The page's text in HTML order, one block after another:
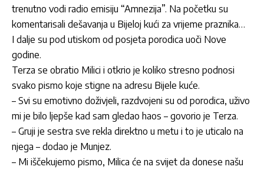
trenutno vodi radio emisiju “Amnezija”. Na početku su
komentarisali dešavanja u Bijeloj kući za vrijeme praznika…
I dalje su pod utiskom od posjeta porodica uoči Nove
godine.
Terza se obratio Milici i otkrio je koliko stresno podnosi
svako pismo koje stigne na adresu Bijele kuće.
– Svi su emotivno doživjeli, razdvojeni su od porodica, uživo
mi je bilo ljepše kad sam gledao haos – govorio je Terza.
– Gruji je sestra sve rekla direktno u metu i to je uticalo na
njega – dodao je Munjez.
– Mi iščekujemo pismo, Milica će na svijet da donese našu